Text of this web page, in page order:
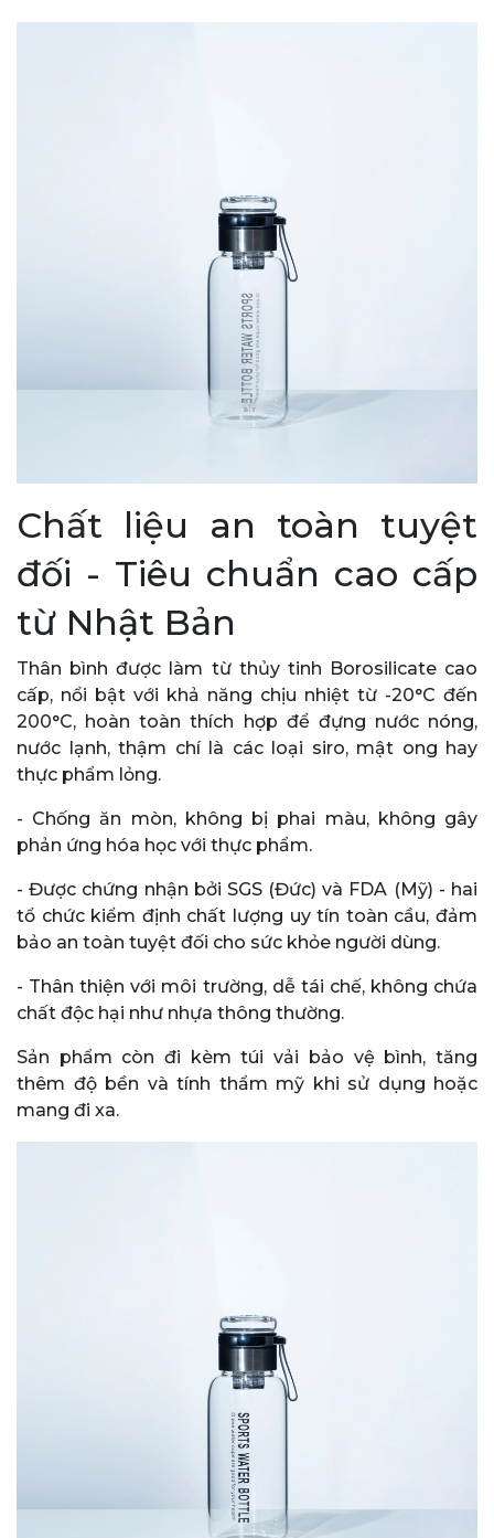
Chất liệu an toàn tuyệt
đối - Tiêu chuẩn cao cấp
từ Nhật Bản
Thân bình được làm từ thủy tinh Borosilicate cao
cấp, nổi bật với khả năng chịu nhiệt từ -20°C đến
200°C, hoàn toàn thích hợp để đựng nước nóng,
nước lạnh, thậm chí là các loại siro, mật ong hay
thực phẩm lỏng.
- Chống ăn mòn, không bị phai màu, không gây
phản ứng hóa học với thực phẩm.
- Được chứng nhận bởi SGS (Đức) và FDA (Mỹ) - hai
tổ chức kiểm định chất lượng uy tín toàn cầu, đảm
bảo an toàn tuyệt đối cho sức khỏe người dùng.
- Thân thiện với môi trường, dễ tái chế, không chứa
chất độc hại như nhựa thông thường.
Sản phẩm còn đi kèm túi vải bảo vệ bình, tăng
thêm độ bền và tính thẩm mỹ khi sử dụng hoặc
mang đi xa.